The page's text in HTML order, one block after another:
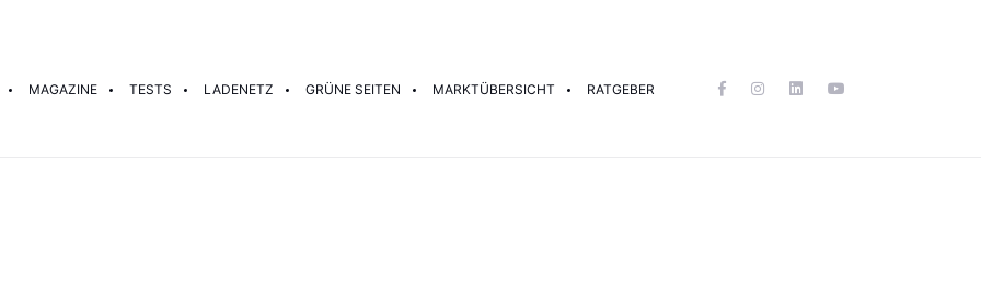
MAGAZINE TESTS LADENETZ GRÜNE SEITEN MARKTÜBERSICHT RATGEBER